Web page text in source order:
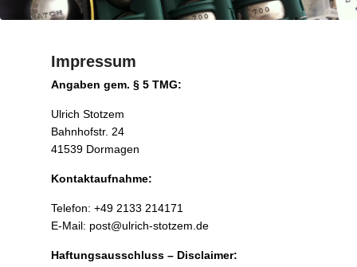
Impressum
P
s
t
e
d
n
1
.
Angaben gem. § 5 TMG:
Ulrich Stotzem
Bahnhofstr. 24
41539 Dormagen
Kontaktaufnahme:
Telefon: +49 2133 214171
E-Mail: post@ulrich-stotzem.de
Haftungsausschluss – Disclaimer: